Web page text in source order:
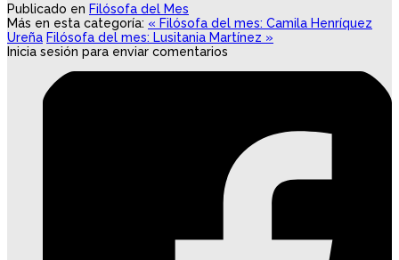
Publicado en Filósofa del Mes
Más en esta categoría: « Filósofa del mes: Camila Henríquez
Ureña Filósofa del mes: Lusitania Martínez »
Inicia sesión para enviar comentarios